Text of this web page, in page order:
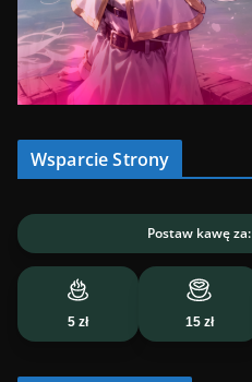
Wsparcie Strony
Postaw kawę za:
5 zł 15 zł